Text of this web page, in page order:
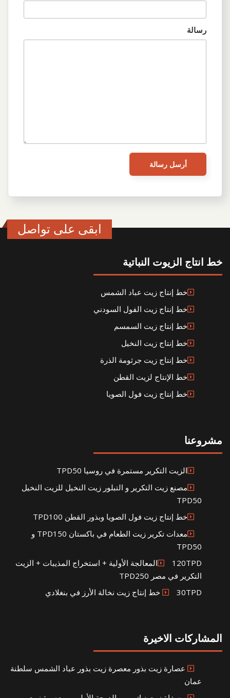
رسالة
ابقى على تواصل
خط انتاج الزيوت النباتية
خط إنتاج زيت عباد الشمس
خط إنتاج زيت الفول السودني
خط إنتاج زيت السمسم
خط إنتاج زيت النخيل
خط إنتاج زيت جرثومة الذرة
خط الإنتاج لزيت القطن
خط إنتاج زيت فول الصويا
مشروعنا
الزيت التكرير مستمرة في روسيا TPD50
مصنع زيت التكرير و التبلور زيت النخيل للزيت النخيل
TPD50
خط إنتاج زيت فول الصويا وبذور القطن TPD100
معدات تكرير زيت الطعام في باكستان TPD150 و
TPD50
120TPDالمعالجة الأولية + استخراج المذيبات + الزيت
التكرير في مصر TPD250
30TPD خط إنتاج زيت نخالة الأرز في بنغلادي
المشاركات الاخيرة
عصارة زيت بذور معصرة زيت بذور عباد الشمس سلطنة
عمان